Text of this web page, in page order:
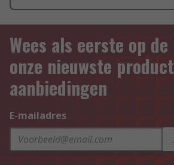
Wees als eerste op
onze nieuwste
aanbiedingen
E-mailadres